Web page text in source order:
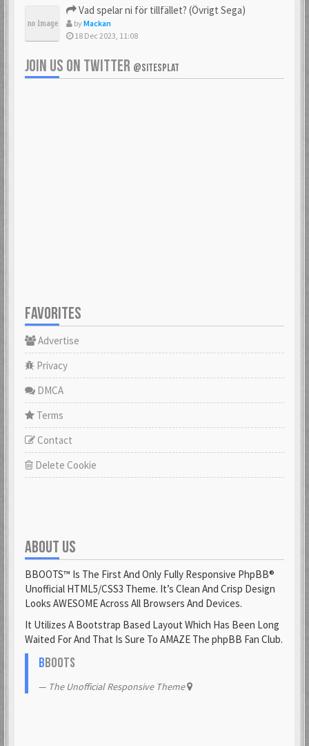
Vad spelar ni för tillfället? (Övrigt Sega)
byMackan
18 Dec 2023, 11:08
JOIN US ON TWITTER @SITESPLAT
FAVORITES
Advertise
Privacy
DMCA
Terms
Contact
Delete Cookie
ABOUT US
BBOOTS™ Is The First And Only Fully Responsive PhpBB®
Unofficial HTML5/CSS3 Theme. It’s Clean And Crisp Design
Looks AWESOME Across All Browsers And Devices.
It Utilizes A Bootstrap Based Layout Which Has Been Long
Waited For And That Is Sure To AMAZE The phpBB Fan Club.
BBOOTS
The Unofficial Responsive Theme